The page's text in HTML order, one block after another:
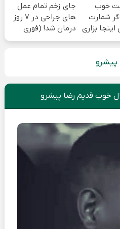
خوب
شد!! 🫵 اگر شمارت
اینجا بزاری
🫵
جای زخم تمام عمل
های جراحی در ۷ روز
درمان شد! (فوری
مشاوره بگیرید)
پیشرو
خوب قدیم رضا پیشرو